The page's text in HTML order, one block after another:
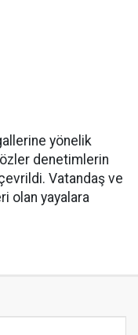
yönelik
denetimlerin
Vatandaş ve
olan yayalara